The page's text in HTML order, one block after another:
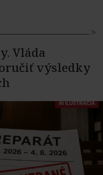
Vláda
výsledky